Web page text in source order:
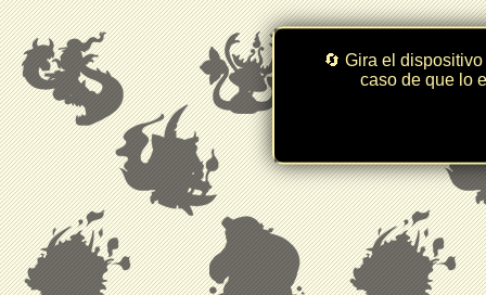
🔄 Gira el
caso de que lo